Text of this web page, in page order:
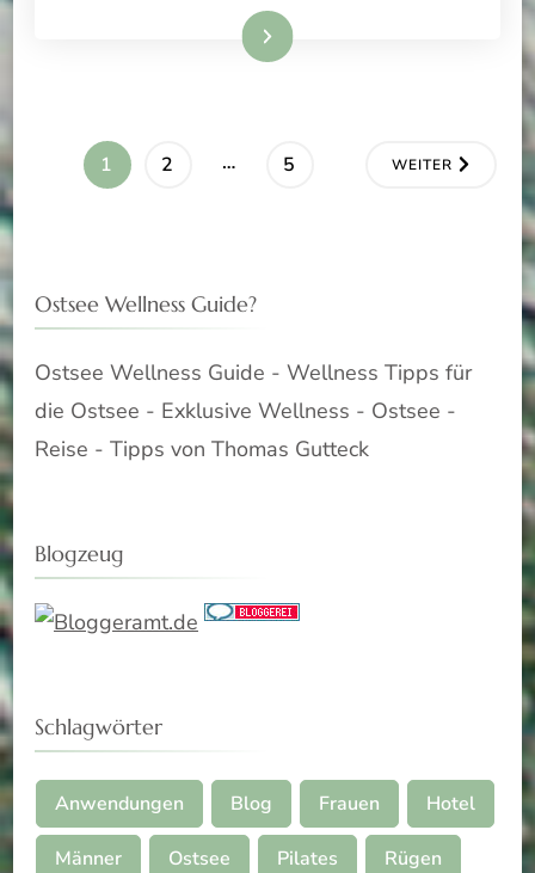
Weiterlesen
Seitennummerierung
Beiträge
SEITE
1 SEITE
2 … SEITE
5 WEITER
Ostsee Wellness Guide?
Ostsee Wellness Guide - Wellness Tipps für
die Ostsee - Exklusive Wellness - Ostsee -
Reise - Tipps von Thomas Gutteck
Blogzeug
Schlagwörter
Anwendungen Blog Frauen Hotel
Männer Ostsee Pilates Rügen